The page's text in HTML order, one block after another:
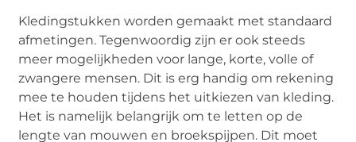
Kledingstukken worden gemaakt met standaard
afmetingen. Tegenwoordig zijn er ook steeds
meer mogelijkheden voor lange, korte, volle of
zwangere mensen. Dit is erg handig om rekening
mee te houden tijdens het uitkiezen van kleding.
Het is namelijk belangrijk om te letten op de
lengte van mouwen en broekspijpen. Dit moet